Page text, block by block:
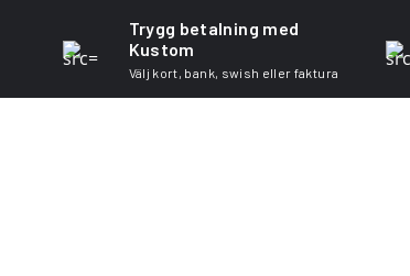
Trygg betalning med
Kustom
Välj kort, bank, swish eller faktura